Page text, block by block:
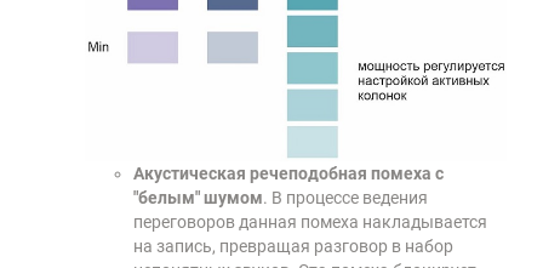
Акустическая речеподобная помеха с
"белым" шумом. В процессе ведения
переговоров данная помеха накладывается
на запись, превращая разговор в набор